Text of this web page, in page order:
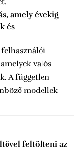
amely évekig
és
felhasználói
valós
A független
modellek
feltölteni az